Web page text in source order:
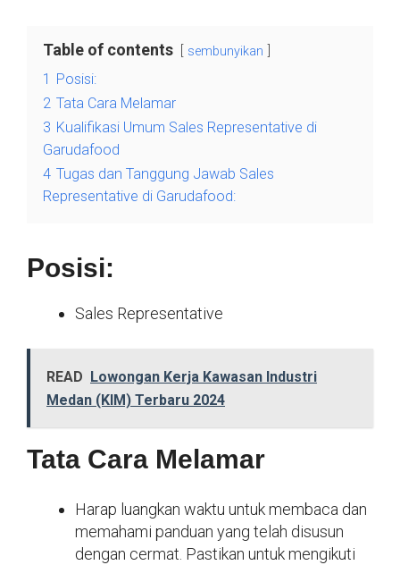
Table of contents sembunyikan
1
Posisi:
2 Tata Cara Melamar
3 Kualifikasi Umum Sales Representative di
Garudafood
4 Tugas dan Tanggung Jawab Sales
Representative di Garudafood:
Posisi:
Sales Representative
READ
Lowongan Kerja Kawasan Industri
Medan (KIM) Terbaru 2024
Tata Cara Melamar
Harap luangkan waktu untuk membaca dan
memahami panduan yang telah disusun
dengan cermat. Pastikan untuk mengikuti